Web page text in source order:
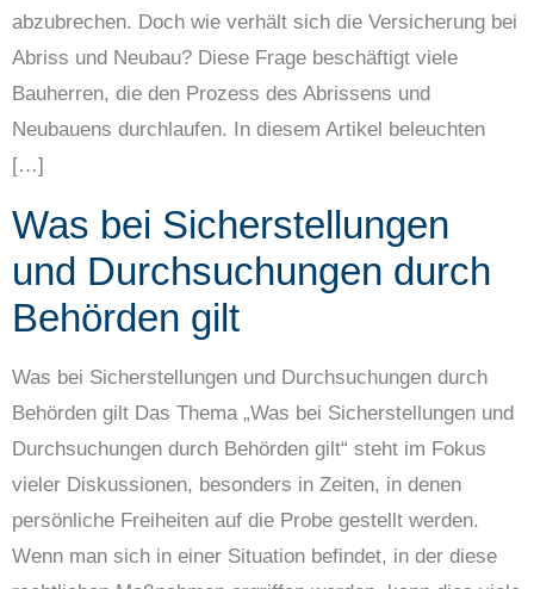
abzubrechen. Doch wie verhält sich die Versicherung bei
Abriss und Neubau? Diese Frage beschäftigt viele
Bauherren, die den Prozess des Abrissens und
Neubauens durchlaufen. In diesem Artikel beleuchten
[…]
Was bei Sicherstellungen
und Durchsuchungen durch
Behörden gilt
Was bei Sicherstellungen und Durchsuchungen durch
Behörden gilt Das Thema „Was bei Sicherstellungen und
Durchsuchungen durch Behörden gilt“ steht im Fokus
vieler Diskussionen, besonders in Zeiten, in denen
persönliche Freiheiten auf die Probe gestellt werden.
Wenn man sich in einer Situation befindet, in der diese